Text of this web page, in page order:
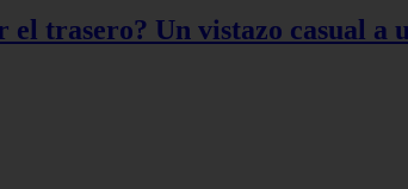
trasero? Un vistazo casual a